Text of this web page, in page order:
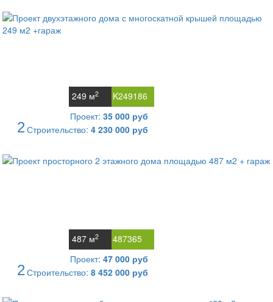
K249186
249 м2
2
Проект: 35 000 руб
Строительство: 4 230 000 руб
487365
487 м2
2
Проект: 47 000 руб
Строительство: 8 452 000 руб